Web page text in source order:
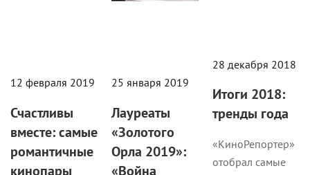
12 февраля 2019
Счастливы
вместе: самые
романтичные
кинопары
25 января 2019
Лауреаты
«Золотого
Орла 2019»:
«Война
28 декабря 2018
Итоги 2018:
тренды года
«КиноРепортер»
отобрал самые